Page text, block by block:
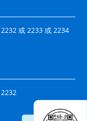
或 2233 或 2234